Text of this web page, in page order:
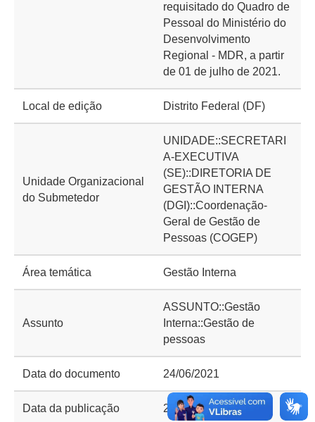
requisitado do Quadro de
Pessoal do Ministério do
Desenvolvimento
Regional - MDR, a partir
de 01 de julho de 2021.
Local de edição Distrito Federal (DF)
Unidade Organizacional
do Submetedor
UNIDADE::SECRETARI
A-EXECUTIVA
(SE)::DIRETORIA DE
GESTÃO INTERNA
(DGI)::Coordenação-
Geral de Gestão de
Pessoas (COGEP)
Área temática Gestão Interna
Assunto
ASSUNTO::Gestão
Interna::Gestão de
pessoas
Data do documento 24/06/2021
Data da publicação 24/06/2021